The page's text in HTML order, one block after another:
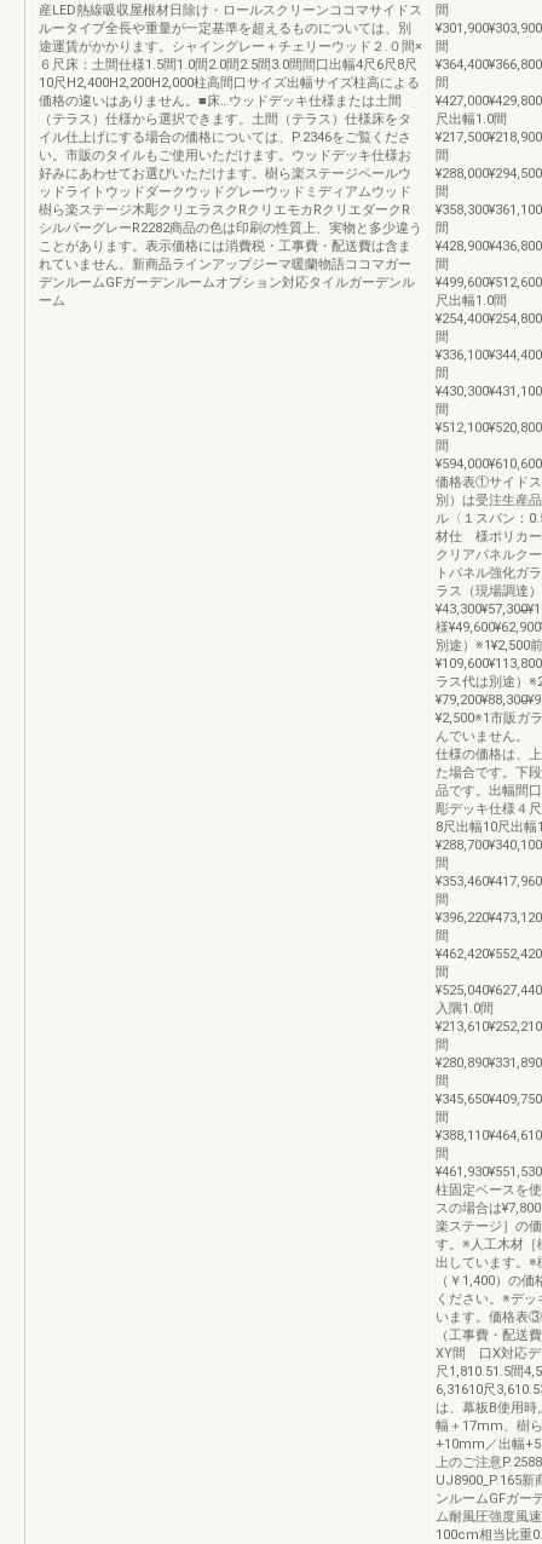
産LED熱線吸収屋根材日除け・ロールスクリーンココマサイドス
ルータイプ全長や重量が一定基準を超えるものについては、別
途運賃がかかります。シャイングレー＋チェリーウッド２.０間×
６尺床：土間仕様1.5間1.0間2.0間2.5間3.0間間口出幅4尺6尺8尺
10尺H2,400H2,200H2,000柱高間口サイズ出幅サイズ柱高による
価格の違いはありません。■床…ウッドデッキ仕様または土間
（テラス）仕様から選択できます。土間（テラス）仕様床をタ
イル仕上げにする場合の価格については、P.2346をご覧くださ
い。市販のタイルもご使用いただけます。ウッドデッキ仕様お
好みにあわせてお選びいただけます。樹ら楽ステージペールウ
ッドライトウッドダークウッドグレーウッドミディアムウッド
樹ら楽ステージ木彫クリエラスクRクリエモカRクリエダークR
シルバーグレーR2282商品の色は印刷の性質上、実物と多少違う
ことがあります。表示価格には消費税・工事費・配送費は含ま
れていません。新商品ラインアップジーマ暖蘭物語ココマガー
デンルームGFガーデンルームオプション対応タイルガーデンル
ーム
間
間
間
尺出幅1.0間
間
間
間
間
尺出幅1.0間
間
間
間
間
価格表①サイド
別）は受注生産
ル〈１スパン：
材仕 様ポリカー
クリアパネルク
トパネル強化ガ
ラス（現場調達
様
別途）※1¥2,500
ラス代は別途）
¥2,500※1市販ガ
んでいません。
仕様の価格は、
た場合です。下
品です。出幅間
彫デッキ仕様４
8尺出幅10尺出幅
間
間
間
間
入隅1.0間
間
間
間
間
柱固定ベースを
スの場合は
楽ステージ］の
す。※人工木材［
出しています。※
（￥1,400）の
ください。※デ
います。価格表
（工事費・配送
XY間 口X対応デ
尺1,810.51.5間
6,31610尺
は、幕板B使用
幅＋17mm、樹
+10mm／出幅
上のご注意
UJ8900_P.165新
ンルームGFガー
ム耐風圧強度風
100cm相当比重